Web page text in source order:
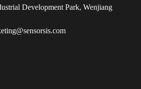
Development Park, Wenjiang